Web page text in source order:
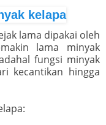
lama dipakai oleh
lama minyak
fungsi minyak
kecantikan hingga